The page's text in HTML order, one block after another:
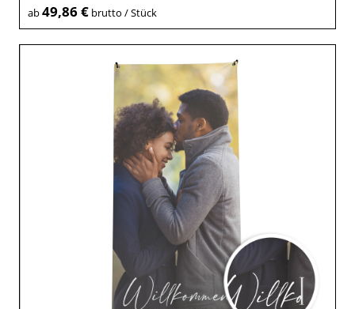
ab49,86 €brutto / Stück